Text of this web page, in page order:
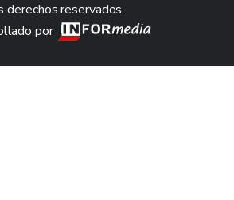
derechos reservados.
por